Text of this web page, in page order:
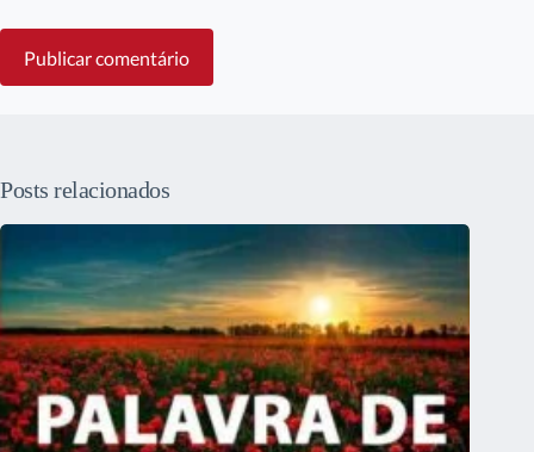
Publicar comentário
Posts relacionados